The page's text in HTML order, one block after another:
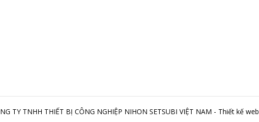
TY TNHH THIẾT BỊ CÔNG NGHIỆP NIHON SETSUBI VIỆT NAM - Thiết kế web